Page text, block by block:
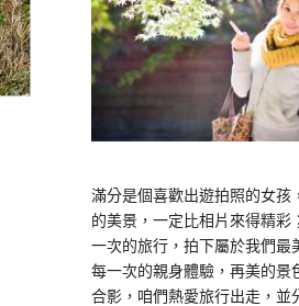
滿分是個喜歡出遊拍照的女孩
的美景，一定比相片來得精彩
一次的旅行，拍下屬於我們最
每一次的親身體驗，再美的景
合影，咱們熱愛旅行出走，並